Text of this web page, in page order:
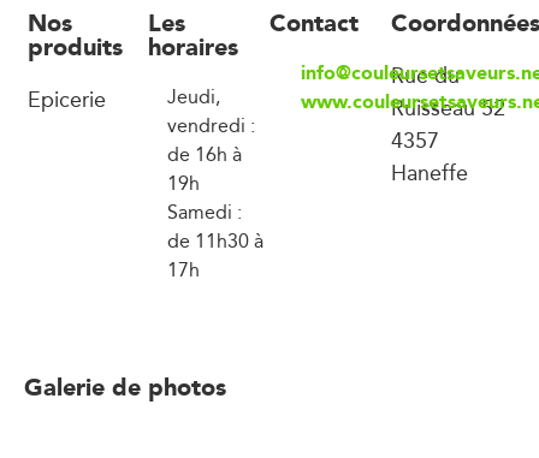
Nos
produits
Epicerie
Les
horaires
Jeudi,
vendredi :
de 16h à
19h
Samedi :
de 11h30 à
17h
Contact Coordonnées
Rue du
Ruisseau 52
4357
Haneffe
Galerie de photos